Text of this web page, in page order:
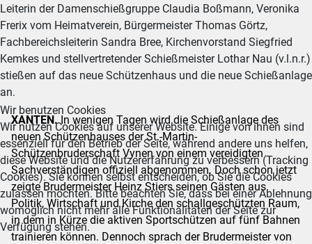
Leiterin der Damenschießgruppe Claudia Boßmann, Veronika
Frerix vom Heimatverein, Bürgermeister Thomas Görtz,
Fachbereichsleiterin Sandra Bree, Kirchenvorstand Siegfried
Kemkes und stellvertretender Schießmeister Lothar Nau (v.l.n.r.)
stießen auf das neue Schützenhaus und die neue Schießanlage
an.
XANTEN.In wenigen Tagen wird die Schießanlage des
neuen Schützenhauses der St.-Martin-
Schützenbruderschaft Vynen von einem vereidigten
Sachverständigen offiziell abgenommen. Doch schon jetzt
zeigte Brudermeister Heinz Stiers seinen Gästen aus
Politik, Wirtschaft und Kirche den schallgeschützten Raum,
in dem in Kürze die aktiven Sportschützen auf fünf Bahnen
trainieren können. Dennoch sprach der Brudermeister von
Wir benutzen Cookies
Wir nutzen Cookies auf unserer Website. Einige von ihnen sind
essenziell für den Betrieb der Seite, während andere uns helfen,
diese Website und die Nutzererfahrung zu verbessern (Tracking
Cookies). Sie können selbst entscheiden, ob Sie die Cookies
zulassen möchten. Bitte beachten Sie, dass bei einer Ablehnung
womöglich nicht mehr alle Funktionalitäten der Seite zur
Verfügung stehen.